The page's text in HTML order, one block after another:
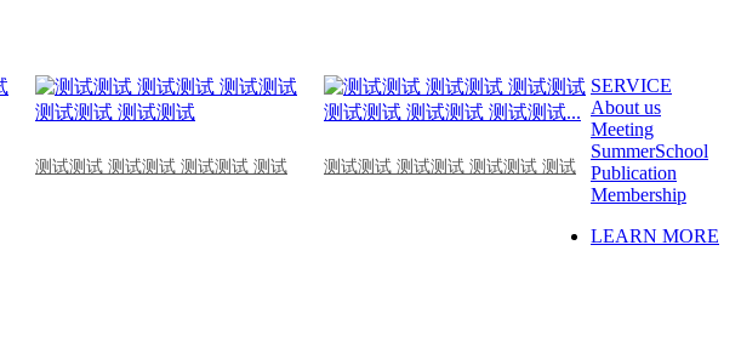
测试测试 测试测试 测试测试 测试 测试测试 测试测试 测试测试 测试
SERVICE
About us
Meeting
SummerSchool
Publication
Membership
LEARN MORE